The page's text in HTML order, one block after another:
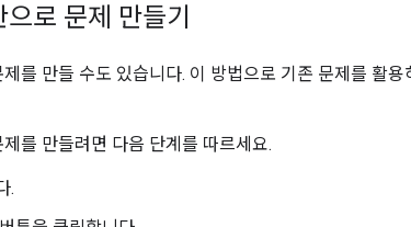
로 문제 만들기
를 만들 수도 있습니다. 이 방법으로 기존 문제를 활
를 만들려면 다음 단계를 따르세요.
.